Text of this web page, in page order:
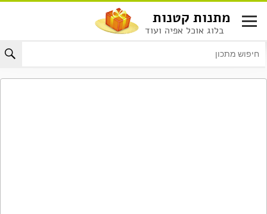
לתוכן
מתנות קטנות
בלוג אוכל אפיה ועוד